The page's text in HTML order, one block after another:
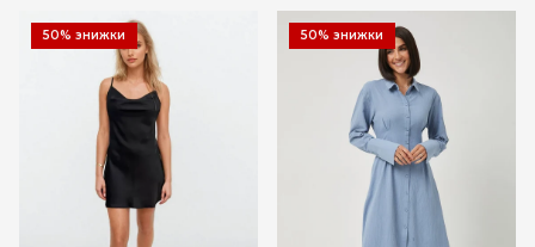
50% знижки 50% знижки